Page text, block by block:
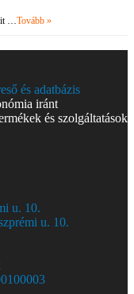
… Tovább »
és adatbázis
iránt
és szolgáltatások
u. 10.
u. 10.